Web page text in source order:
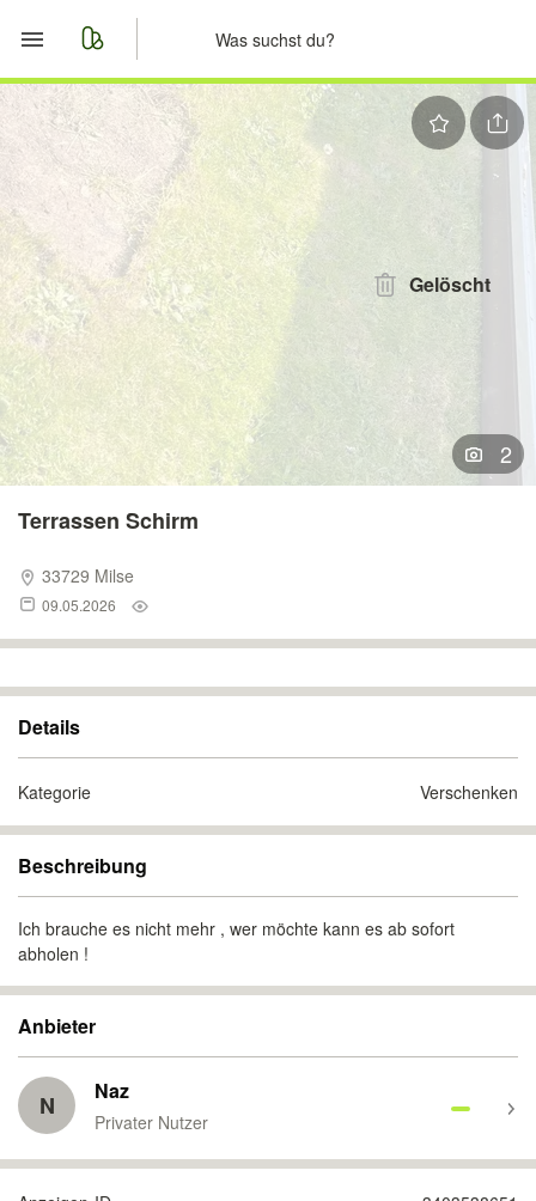
Start
Merkliste
Nachrichten
Anzeige aufgeben
Gelöscht
2
Terrassen Schirm
33729 Milse
09.05.2026
Details
Kategorie Verschenken
Beschreibung
Ich brauche es nicht mehr , wer möchte kann es ab sofort
abholen !
Anbieter
N Naz
Privater Nutzer